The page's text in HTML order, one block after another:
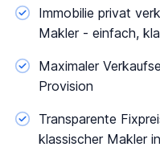
Immobilie privat
Makler - einfach,
Maximaler
Provision
Transparente
klassischer Makler